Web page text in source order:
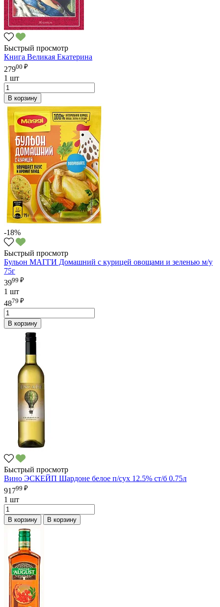
Быстрый просмотр
Книга Великая Екатерина
27900 ₽
1 шт
В корзину
-18%
Быстрый просмотр
Бульон МАГГИ Домашний с курицей овощами и зеленью м/у
75г
3999 ₽
1 шт
4879 ₽
В корзину
Быстрый просмотр
Вино ЭСКЕЙП Шардоне белое п/сух 12.5% ст/б 0.75л
91799 ₽
1 шт
В корзину В корзину